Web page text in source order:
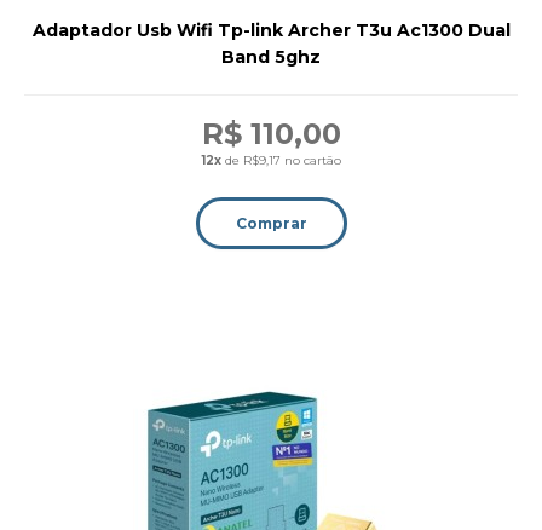
Adaptador Usb Wifi Tp-link Archer T3u Ac1300 Dual
Band 5ghz
R$ 110,00
12xde R$9,17 no cartão
Comprar